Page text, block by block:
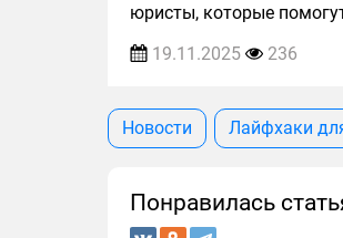
юристы, которые
19.11.2025
236
Новости Лайфхаки
Понравилась